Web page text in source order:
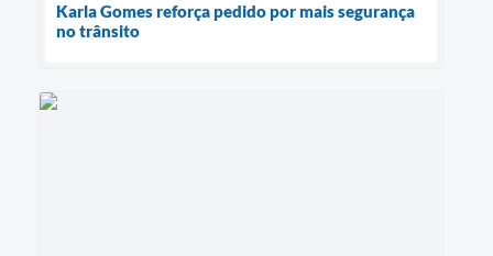
Karla Gomes reforça pedido por mais segurança
no trânsito